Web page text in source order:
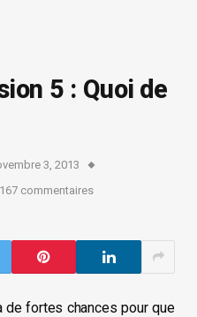
5 : Quoi de
3, 2013
167 commentaires
fortes chances pour que